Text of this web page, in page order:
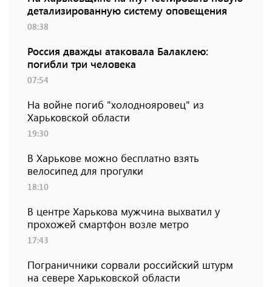
детализированную систему оповещения
08:38
Россия дважды атаковала Балаклею:
погибли три человека
07:54
На войне погиб "холоднояровец" из
Харьковской области
19:30
В Харькове можно бесплатно взять
велосипед для прогулки
18:10
В центре Харькова мужчина выхватил у
прохожей смартфон возле метро
17:43
Пограничники сорвали российский штурм
на севере Харьковской области